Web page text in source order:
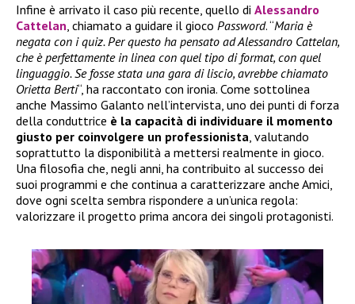
Infine è arrivato il caso più recente, quello di Alessandro
Cattelan , chiamato a guidare il gioco Password. “Maria è
negata con i quiz. Per questo ha pensato ad Alessandro Cattelan,
che è perfettamente in linea con quel tipo di format, con quel
linguaggio. Se fosse stata una gara di liscio, avrebbe chiamato
Orietta Berti“, ha raccontato con ironia. Come sottolinea
anche Massimo Galanto nell’intervista, uno dei punti di forza
della conduttrice è la capacità di individuare il momento
giusto per coinvolgere un professionista , valutando
soprattutto la disponibilità a mettersi realmente in gioco.
Una filosofia che, negli anni, ha contribuito al successo dei
suoi programmi e che continua a caratterizzare anche Amici,
dove ogni scelta sembra rispondere a un’unica regola:
valorizzare il progetto prima ancora dei singoli protagonisti.